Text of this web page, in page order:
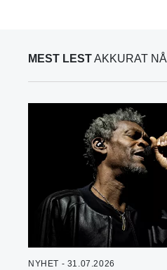
MEST LESTAKKURAT NÅ
NYHET - 31.07.2026